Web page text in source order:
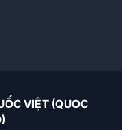
VIỆT (QUOC